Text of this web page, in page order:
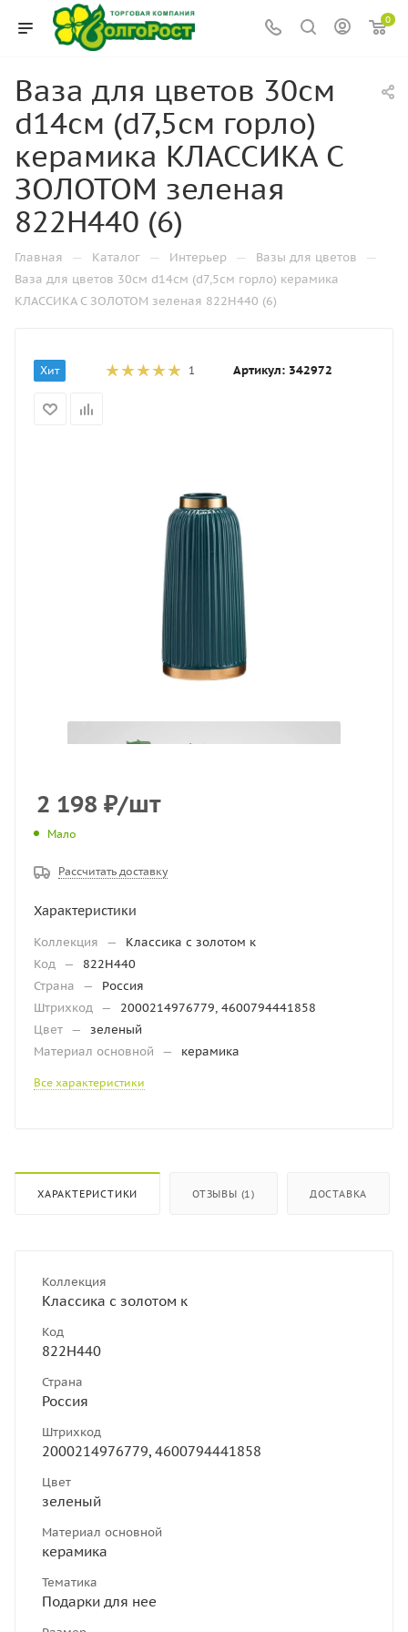
0
Ваза для цветов 30см
d14см (d7,5см горло)
керамика КЛАССИКА С
ЗОЛОТОМ зеленая
822H440 (6)
Главная — Каталог — Интерьер — Вазы для цветов —
Ваза для цветов 30см d14см (d7,5см горло) керамика
КЛАССИКА С ЗОЛОТОМ зеленая 822H440 (6)
Хит 1 Артикул: 342972
2 198 ₽/шт
Мало
Рассчитать доставку
Характеристики
Коллекция —
Классика с золотом к
Код —
822Н440
Страна
—
Россия
Штрихкод —
2000214976779, 4600794441858
Цвет —
зеленый
Материал основной
— керамика
Все характеристики
ХАРАКТЕРИСТИКИ ОТЗЫВЫ (1) ДОСТАВКА
Коллекция
Классика с золотом к
Код
822Н440
Страна
Россия
Штрихкод
2000214976779, 4600794441858
Цвет
зеленый
Материал основной
керамика
Тематика
Подарки для нее